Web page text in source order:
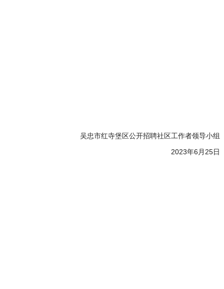
吴忠市红寺堡区公开招聘社区工作者领导小组
2023年6月25日